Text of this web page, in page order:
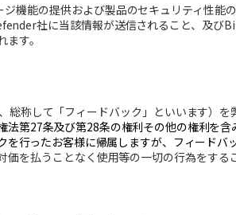
機能の提供および製品のセキュリティ性能
社に当該情報が送信されること、及び
す。
総称して「フィードバック」といいます）を
法第27条及び第28条の権利その他の権利を含
行ったお客様に帰属しますが、フィードバ
を払うことなく使用等の一切の行為をする